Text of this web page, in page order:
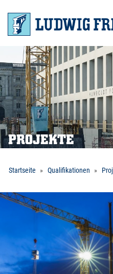
PROJEKTE
Startseite Qualifikationen